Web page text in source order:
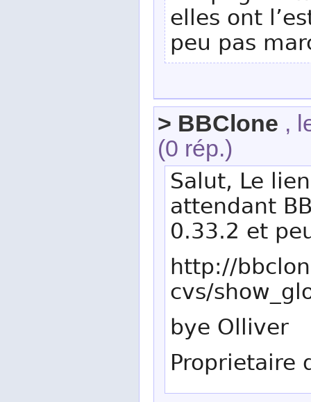
elles ont
peu pas
> BBClone ,
(0 rép.)
Salut, Le
attendant
0.33.2 et
http://
cvs/
bye Olliver
Proprietaire